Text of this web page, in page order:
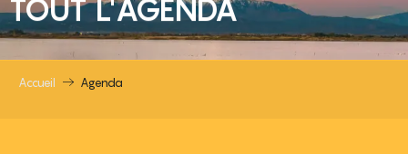
TOUT L'AGENDA
Accueil Agenda